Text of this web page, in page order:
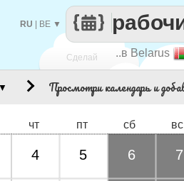
Сделай ..в Belarus
RU BE ▼
Просмотри календарь и
чт пт сб вс
4 5 6 7